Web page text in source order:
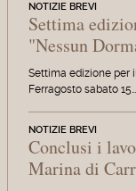
NOTIZIE BREVI
Settima
"Nessun
Settima edizione per
Ferragosto sabato 15…
NOTIZIE BREVI
Conclusi i
Marina di